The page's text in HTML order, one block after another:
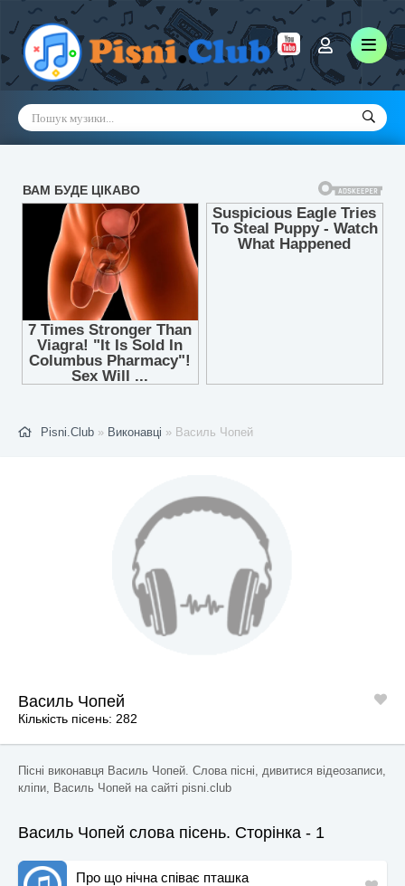
Pisni.Club » Виконавці » Василь Чопей
Василь Чопей
Кількість пісень: 282
Пісні виконавця Василь Чопей. Слова пісні, дивитися відеозаписи,
кліпи, Василь Чопей на сайті pisni.club
Василь Чопей слова пісень. Сторінка - 1
Про що нічна співає пташка